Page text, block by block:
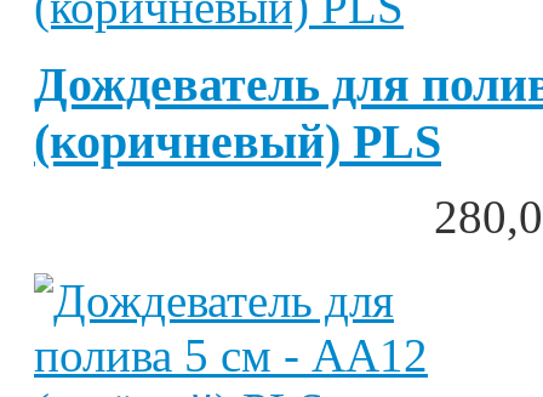
Дождеватель для
(коричневый) PLS